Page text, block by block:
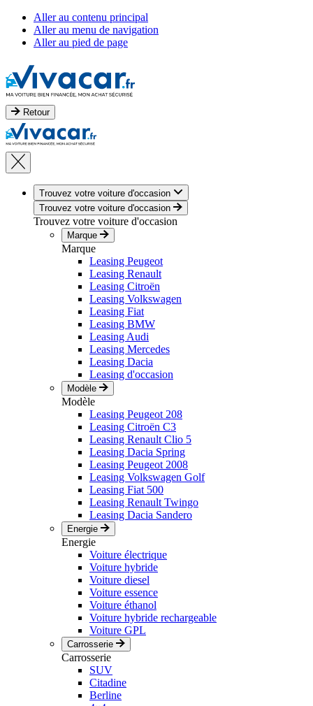
Aller au contenu principal
Aller au menu de navigation
Aller au pied de page
Retour
Trouvez votre voiture d'occasion
Trouvez votre voiture d'occasion
Trouvez votre voiture d'occasion
Marque
Marque
Leasing Peugeot
Leasing Renault
Leasing Citroën
Leasing Volkswagen
Leasing Fiat
Leasing BMW
Leasing Audi
Leasing Mercedes
Leasing Dacia
Leasing d'occasion
Modèle
Modèle
Leasing Peugeot 208
Leasing Citroën C3
Leasing Renault Clio 5
Leasing Dacia Spring
Leasing Peugeot 2008
Leasing Volkswagen Golf
Leasing Fiat 500
Leasing Renault Twingo
Leasing Dacia Sandero
Energie
Energie
Voiture électrique
Voiture hybride
Voiture diesel
Voiture essence
Voiture éthanol
Voiture hybride rechargeable
Voiture GPL
Carrosserie
Carrosserie
SUV
Citadine
Berline